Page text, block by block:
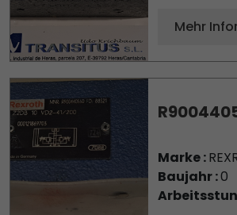
Mehr
Marke :
Baujahr :0